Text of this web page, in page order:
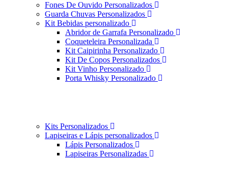
Fones De Ouvido Personalizados
Guarda Chuvas Personalizados
Kit Bebidas personalizado
Abridor de Garrafa Personalizado
Coqueteleira Personalizada
Kit Caipirinha Personalizado
Kit De Copos Personalizados
Kit Vinho Personalizado
Porta Whisky Personalizado
Kits Personalizados
Lapiseiras e Lápis personalizados
Lápis Personalizados
Lapiseiras Personalizadas